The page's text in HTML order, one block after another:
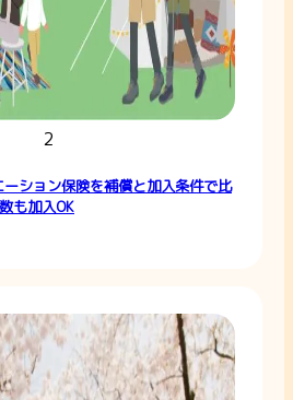
2
ション保険を補償と加入条件で比
も加入OK